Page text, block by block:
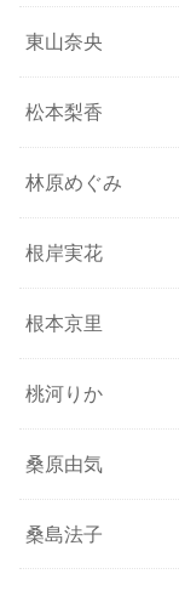
東山奈央
松本梨香
林原めぐみ
根岸実花
根本京里
桃河りか
桑原由気
桑島法子